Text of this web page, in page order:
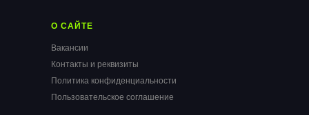
О САЙТЕ
Вакансии
Контакты и реквизиты
Политика конфиденциальности
Пользовательское соглашение